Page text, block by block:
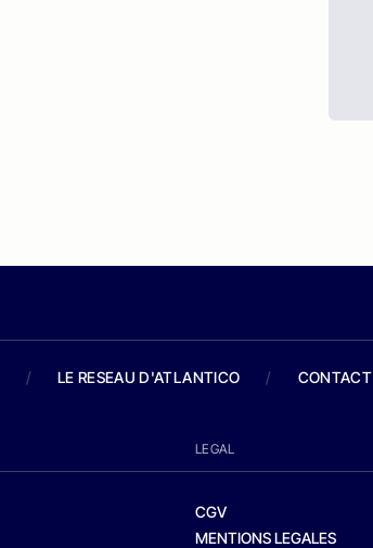
/ LE RESEAU D'ATLANTICO / CONTACT
LEGAL
CGV
MENTIONS LEGALES